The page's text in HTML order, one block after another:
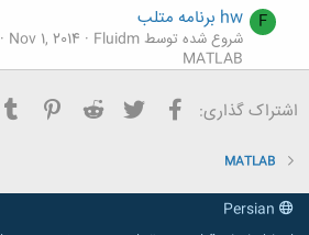
F hw برنامه متلب
شروع شده توسط Fluidm Nov 1, 2014
MATLAB
برنامه درونیاب لاگرانژ
شروع شده توسط mohsen ghobadiاشتراک گذاری: فیسبوک تویتر Reddit
MATLAB